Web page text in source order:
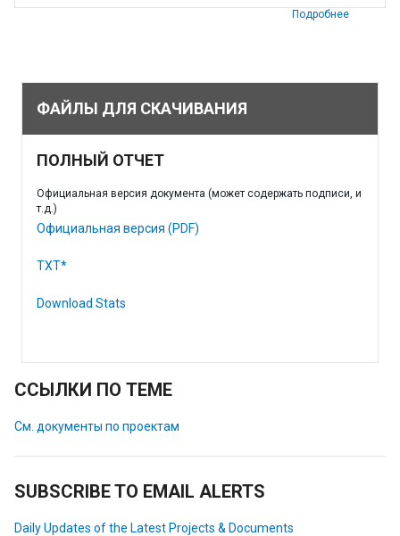
Подробнее
ФАЙЛЫ ДЛЯ СКАЧИВАНИЯ
ПОЛНЫЙ ОТЧЕТ
Официальная версия документа (может содержать подписи, и
т.д.)
Официальная версия (PDF)
TXT*
Download Stats
ССЫЛКИ ПО ТЕМЕ
См. документы по проектам
SUBSCRIBE TO EMAIL ALERTS
Daily Updates of the Latest Projects & Documents